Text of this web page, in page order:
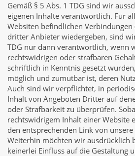
Gemäß § 5 Abs. 1 TDG sind wir
eigenen Inhalte verantwortlich. Für
Websiten befindlichen Verbindungen
dritter Anbieter wiedergeben, sind
TDG nur dann verantwortlich, wenn
rechtswidrigen oder strafbaren
schriftlich in Kenntnis gesetzt
möglich und zumutbar ist, deren
Auch sind wir verpflichtet, in
Inhalt von Angeboten Dritter auf
oder Strafbarkeit zu überprüfen.
rechtswidrigem Inhalt einer Website
den entsprechenden Link von
Weiterhin möchten wir ausdrücklich
keinerlei Einfluss auf die Gestaltung